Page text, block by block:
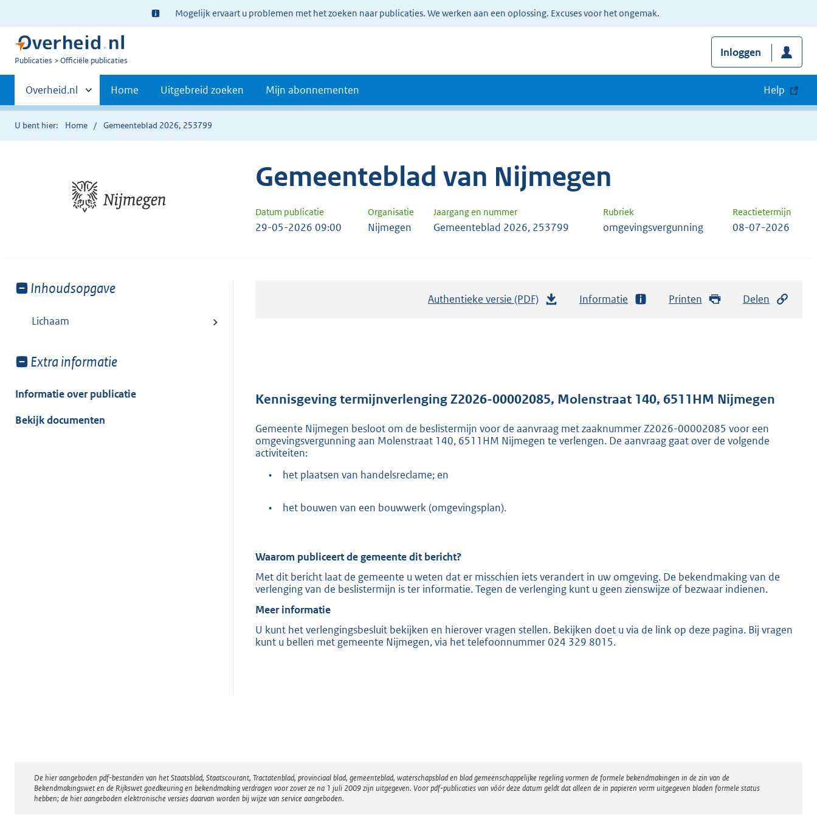
Ter
informatie:
Mogelijk ervaart u problemen met het zoeken naar publicaties. We werken aan een oplossing. Excuses voor het ongemak.
U
Publicaties Officiële publicaties
Inloggen
Primaire
navigatie
Andere
sites
binnen
Overheid.nl Home Uitgebreid zoeken Mijn abonnementen Help
U bent hier: Home Gemeenteblad 2026, 253799
Gemeenteblad van Nijmegen
Datum publicatie Organisatie Jaargang en nummer Rubriek Reactietermijn
29-05-2026 09:00 Nijmegen Gemeenteblad 2026, 253799 omgevingsvergunning 08-07-2026
Toon
van:
Inhoudsopgave
Lichaam
Toon
van:
Extra informatie
Informatie over publicatie
Bekijk documenten
Authentieke versie (PDF)
d
g
r
0
2
b
Informatie Printen Delen
Kennisgeving termijnverlenging Z2026-00002085, Molenstraat 140, 6511HM Nijmegen
Gemeente Nijmegen besloot om de beslistermijn voor de aanvraag met zaaknummer Z2026-00002085 voor een
omgevingsvergunning aan Molenstraat 140, 6511HM Nijmegen te verlengen. De aanvraag gaat over de volgende
activiteiten:
•
het plaatsen van handelsreclame; en
• het bouwen van een bouwwerk (omgevingsplan).
Waarom publiceert de gemeente dit bericht?
Met dit bericht laat de gemeente u weten dat er misschien iets verandert in uw omgeving. De bekendmaking van de
verlenging van de beslistermijn is ter informatie. Tegen de verlenging kunt u geen zienswijze of bezwaar indienen.
Meer informatie
U kunt het verlengingsbesluit bekijken en hierover vragen stellen. Bekijken doet u via de link op deze pagina. Bij vragen
kunt u bellen met gemeente Nijmegen, via het telefoonnummer 024 329 8015.
Disclaimer
De hier aangeboden pdf-bestanden van het Staatsblad, Staatscourant, Tractatenblad, provinciaal blad, gemeenteblad, waterschapsblad en blad gemeenschappelijke regeling vormen de formele bekendmakingen in de zin van de
Bekendmakingswet en de Rijkswet goedkeuring en bekendmaking verdragen voor zover ze na 1 juli 2009 zijn uitgegeven. Voor pdf-publicaties van vóór deze datum geldt dat alleen de in papieren vorm uitgegeven bladen formele status
hebben; de hier aangeboden elektronische versies daarvan worden bij wijze van service aangeboden.